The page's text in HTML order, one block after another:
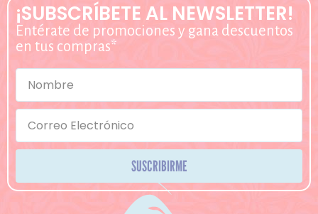
¡SUBSCRÍBETE AL NEWSLETTER!
Entérate de promociones y gana descuentos
en tus compras*
SUSCRIBIRME